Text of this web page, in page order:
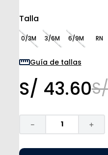
Talla
0/3M 3/6M 6/9M RN
Guía de tallas
S/ 43.60S/
＋
－